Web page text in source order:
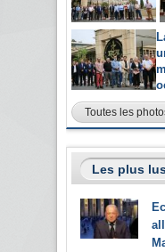
Toutes les
Les plus